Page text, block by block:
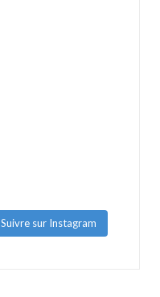
Suivre sur Instagram